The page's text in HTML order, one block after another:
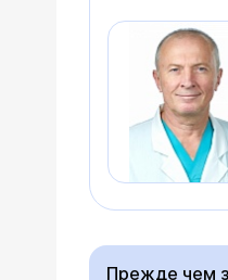
Прежде чем